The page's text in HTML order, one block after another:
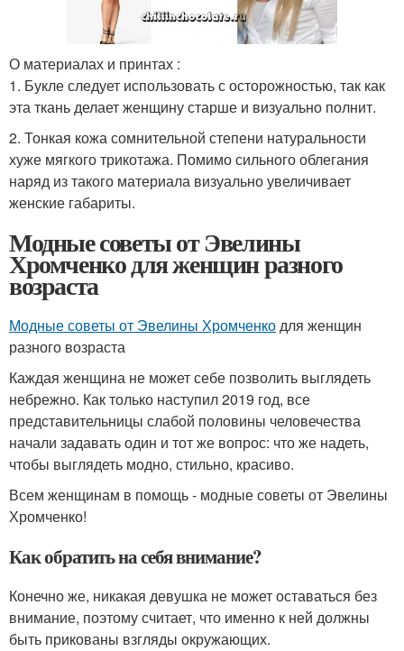
О материалах и принтах :
1. Букле следует использовать с осторожностью, так как
эта ткань делает женщину старше и визуально полнит.
2. Тонкая кожа сомнительной степени натуральности
хуже мягкого трикотажа. Помимо сильного облегания
наряд из такого материала визуально увеличивает
женские габариты.
Модные советы от Эвелины
Хромченко для женщин разного
возраста
Модные советы от Эвелины Хромченкодля женщин
разного возраста
Каждая женщина не может себе позволить выглядеть
небрежно. Как только наступил 2019 год, все
представительницы слабой половины человечества
начали задавать один и тот же вопрос: что же надеть,
чтобы выглядеть модно, стильно, красиво.
Всем женщинам в помощь - модные советы от Эвелины
Хромченко!
Как обратить на себя внимание?
Конечно же, никакая девушка не может оставаться без
внимание, поэтому считает, что именно к ней должны
быть прикованы взгляды окружающих.